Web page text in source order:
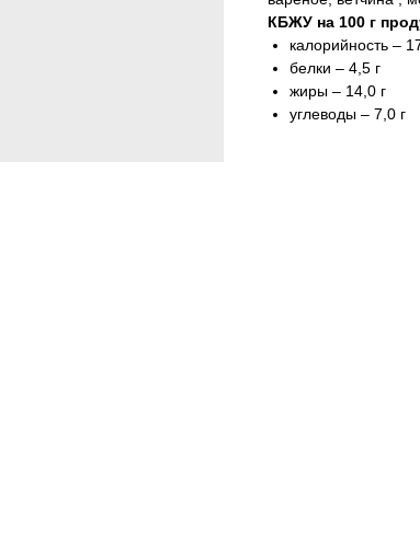
КБЖУ на 100 г
калорийность –
белки – 4,5 г
жиры – 14,0 г
углеводы – 7,0 г